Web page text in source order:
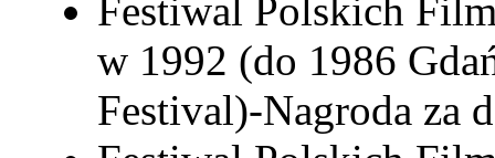
Festiwal Polskich
w 1992 (do 1986
Festival)-Nagroda za